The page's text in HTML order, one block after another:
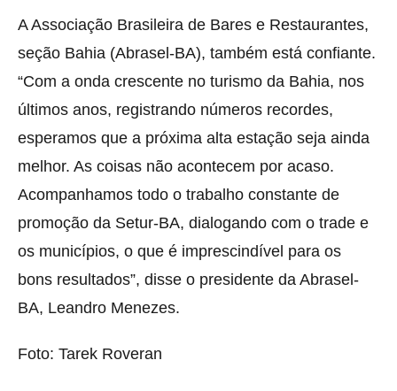
A Associação Brasileira de Bares e Restaurantes,
seção Bahia (Abrasel-BA), também está confiante.
“Com a onda crescente no turismo da Bahia, nos
últimos anos, registrando números recordes,
esperamos que a próxima alta estação seja ainda
melhor. As coisas não acontecem por acaso.
Acompanhamos todo o trabalho constante de
promoção da Setur-BA, dialogando com o trade e
os municípios, o que é imprescindível para os
bons resultados”, disse o presidente da Abrasel-
BA, Leandro Menezes.
Foto: Tarek Roveran